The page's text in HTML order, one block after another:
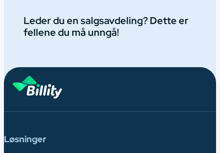
Leder du en salgsavdeling? Dette er
fellene du må unngå!
Løsninger